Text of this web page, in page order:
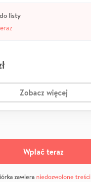
listy
Zobacz więcej
Wpłać teraz
zawiera niedozwolone treści